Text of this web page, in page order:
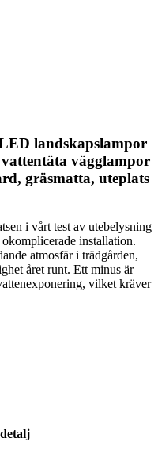
landskapslampor
vägglampor
gräsmatta, uteplats
i vårt test av utebelysning
installation.
atmosfär i trädgården,
året runt. Ett minus är
vilket kräver